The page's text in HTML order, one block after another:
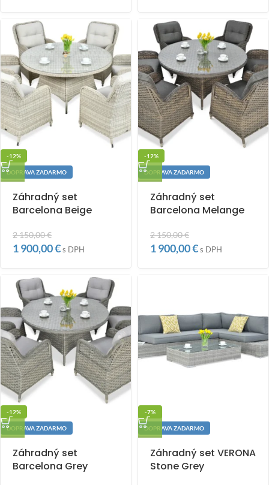
-12%
DOPRAVA ZADARMO
Záhradný set
Barcelona Beige
2 150,00€
1 900,00€s DPH
-12%
DOPRAVA ZADARMO
Záhradný set
Barcelona Melange
2 150,00€
1 900,00€s DPH
-12%
DOPRAVA ZADARMO
Záhradný set
Barcelona Grey
-7%
DOPRAVA ZADARMO
Záhradný set VERONA
Stone Grey